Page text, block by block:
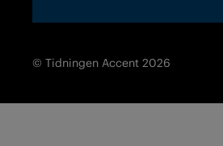
© Tidningen Accent 2026